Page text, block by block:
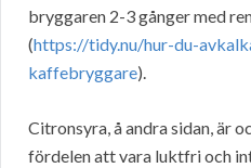
bryggaren 2-3 gånger med
(https://tidy.nu/hur-du-
kaffebryggare).
Citronsyra, å andra sidan, är
fördelen att vara luktfri och